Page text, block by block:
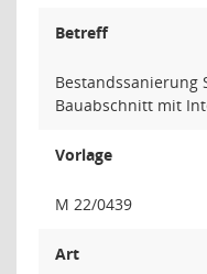
Betreff
Bestandssanierung
Bauabschnitt mit
Vorlage
M 22/0439
Art